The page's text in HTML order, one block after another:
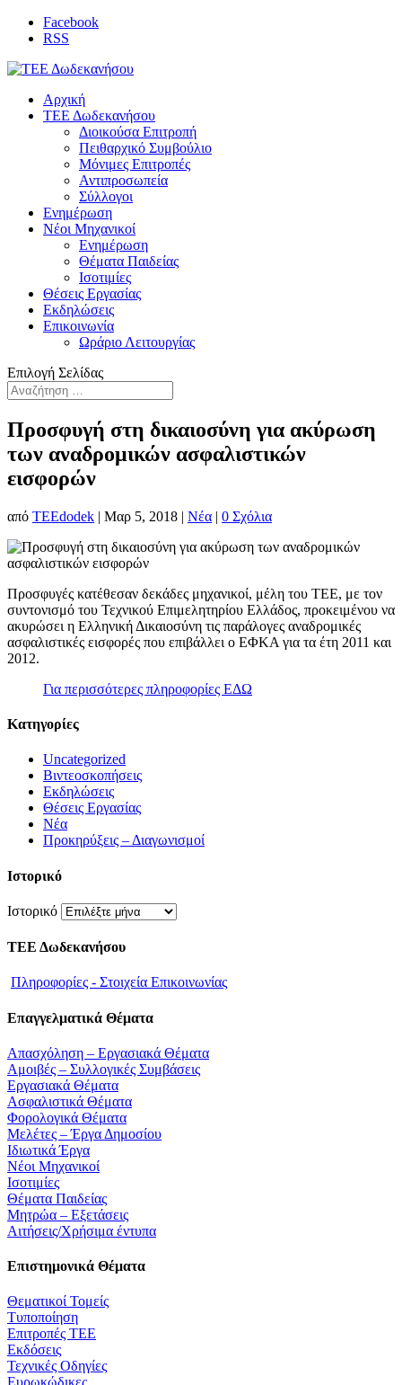
Facebook
RSS
Αρχική
ΤΕΕ Δωδεκανήσου
Διοικούσα Επιτροπή
Πειθαρχικό Συμβούλιο
Μόνιμες Επιτροπές
Αντιπροσωπεία
Σύλλογοι
Ενημέρωση
Νέοι Μηχανικοί
Ενημέρωση
Θέματα Παιδείας
Ισοτιμίες
Θέσεις Εργασίας
Εκδηλώσεις
Επικοινωνία
Ωράριο Λειτουργίας
Επιλογή Σελίδας
Προσφυγή στη δικαιοσύνη για ακύρωση
των αναδρομικών ασφαλιστικών
εισφορών
από TEEdodek | Μαρ 5, 2018 | Νέα | 0 Σχόλια
Προσφυγές κατέθεσαν δεκάδες μηχανικοί, μέλη του ΤΕΕ, με τον
συντονισμό του Τεχνικού Επιμελητηρίου Ελλάδος, προκειμένου να
ακυρώσει η Ελληνική Δικαιοσύνη τις παράλογες αναδρομικές
ασφαλιστικές εισφορές που επιβάλλει ο ΕΦΚΑ για τα έτη 2011 και
2012.
Για περισσότερες πληροφορίες ΕΔΩ
Kατηγορίες
Uncategorized
Βιντεοσκοπήσεις
Εκδηλώσεις
Θέσεις Εργασίας
Νέα
Προκηρύξεις – Διαγωνισμοί
Ιστορικό
Ιστορικό
ΤΕΕ Δωδεκανήσου
Πληροφορίες - Στοιχεία Επικοινωνίας
Επαγγελματικά Θέματα
Απασχόληση – Εργασιακά Θέματα
Αμοιβές – Συλλογικές Συμβάσεις
Εργασιακά Θέματα
Ασφαλιστικά Θέματα
Φορολογικά Θέματα
Μελέτες – Έργα Δημοσίου
Ιδιωτικά Έργα
Νέοι Μηχανικοί
Ισοτιμίες
Θέματα Παιδείας
Μητρώα – Εξετάσεις
Αιτήσεις/Χρήσιμα έντυπα
Επιστημονικά Θέματα
Θεματικοί Τομείς
Τυποποίηση
Επιτροπές ΤΕΕ
Εκδόσεις
Τεχνικές Οδηγίες